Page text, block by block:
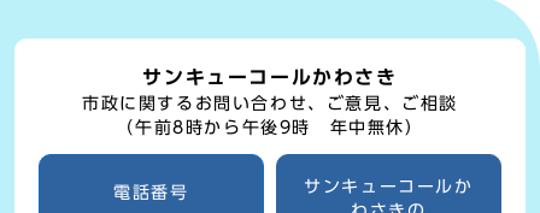
サンキューコールかわさき
市政に関するお問い合わせ、ご意見、ご相談
（午前8時から午後9時 年中無休）
電話番号
サンキューコールか